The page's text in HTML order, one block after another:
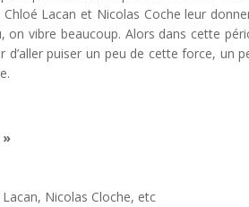
Lacan et Nicolas Coche leur
vibre beaucoup. Alors dans cette
puiser un peu de cette force, un
»
Nicolas Cloche, etc